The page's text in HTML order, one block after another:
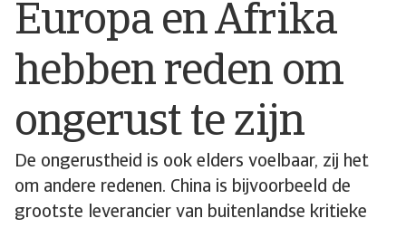
Europa en Afrika
hebben reden om
ongerust te zijn
De ongerustheid is ook elders voelbaar, zij het
om andere redenen. China is bijvoorbeeld de
grootste leverancier van buitenlandse kritieke